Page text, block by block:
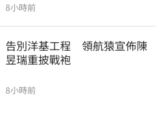
8小時前
告別洋基工程　領航猿宣佈陳
昱瑞重披戰袍
8小時前